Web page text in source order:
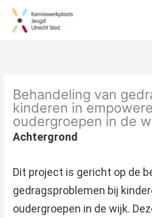
Behandeling van
kinderen in
oudergroepen in de
Achtergrond
Dit project is gericht op de
gedragsproblemen bij
oudergroepen in de wijk.